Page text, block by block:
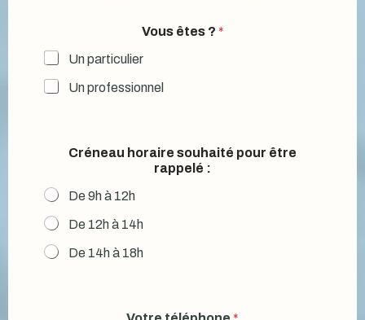
Vous êtes ? *
Un particulier
Un professionnel
Créneau horaire souhaité pour être
rappelé :
De 9h à 12h
De 12h à 14h
De 14h à 18h